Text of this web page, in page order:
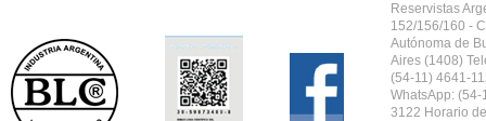
Reservistas
152/156/160 -
Autónoma de
Aires (1408)
(54-11) 4641-
WhatsApp: (54-
3122 Horario